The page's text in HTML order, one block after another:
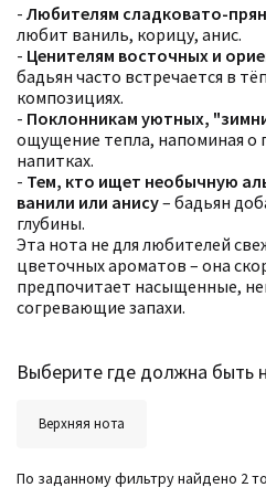
- Любителям сладковато-
любит ваниль, корицу, анис.
- Ценителям восточных и
бадьян часто встречается в
композициях.
- Поклонникам уютных,
ощущение тепла, напоминая о
напитках.
- Тем, кто ищет необычную
ванили или анису– бадьян
глубины.
Эта нота не для любителей
цветочных ароматов – она
предпочитает насыщенные,
согревающие запахи.
Выберите где должна быть
Верхняя нота
По заданному фильтру найдено 2
Для кого
Цена Сбросить
Ноты
Ароматы за последние годы
Страна производитель